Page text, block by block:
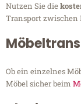
Nutzen Sie die
Transport zwischen
Ob ein einzelnes
Möbel sicher beim